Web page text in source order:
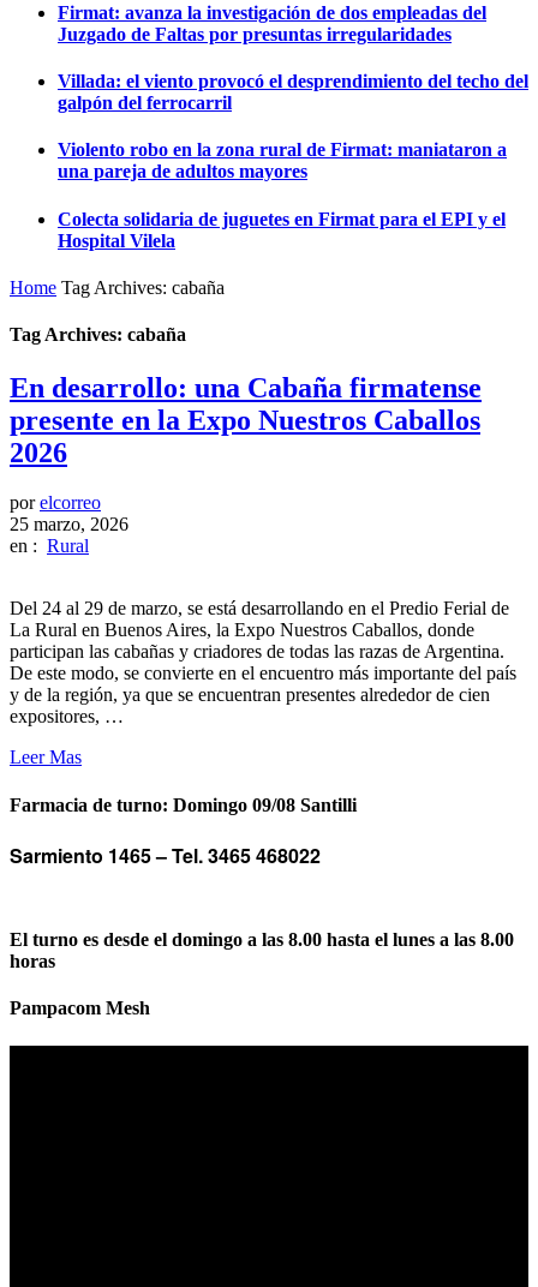
Firmat: avanza la investigación de dos empleadas del
Juzgado de Faltas por presuntas irregularidades
Villada: el viento provocó el desprendimiento del techo del
galpón del ferrocarril
Violento robo en la zona rural de Firmat: maniataron a
una pareja de adultos mayores
Colecta solidaria de juguetes en Firmat para el EPI y el
Hospital Vilela
Home Tag Archives: cabaña
Tag Archives: cabaña
En desarrollo: una Cabaña firmatense
presente en la Expo Nuestros Caballos
2026
porelcorreo
25 marzo, 2026
en : Rural
Del 24 al 29 de marzo, se está desarrollando en el Predio Ferial de
La Rural en Buenos Aires, la Expo Nuestros Caballos, donde
participan las cabañas y criadores de todas las razas de Argentina.
De este modo, se convierte en el encuentro más importante del país
y de la región, ya que se encuentran presentes alrededor de cien
expositores, …
Leer Mas
Farmacia de turno: Domingo 09/08 Santilli
Sarmiento 1465 –Tel. 3465 468022
El turno es desde el domingo a las 8.00 hasta el lunes a las 8.00
horas
Pampacom Mesh